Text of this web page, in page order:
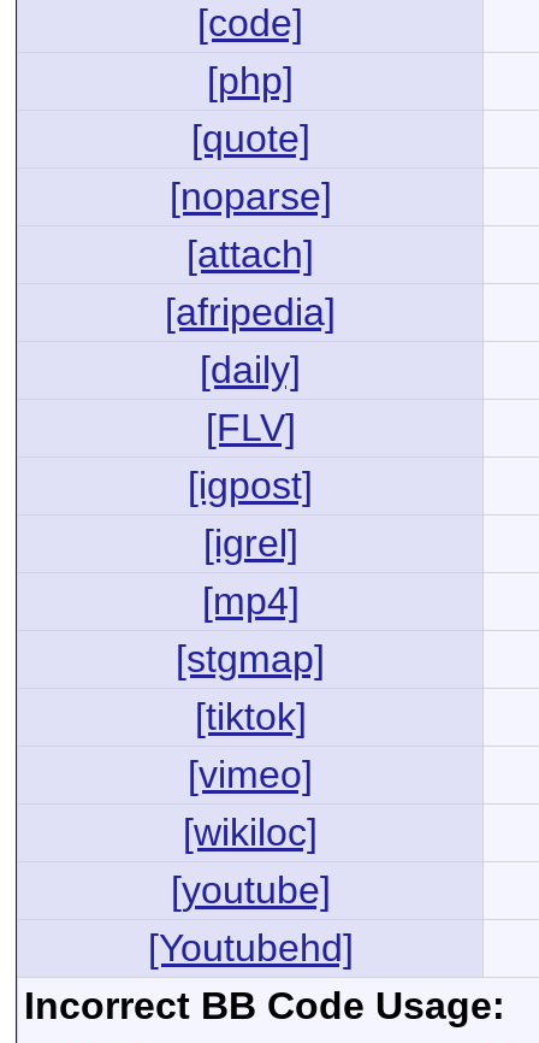
[code]
[php]
[quote]
[noparse]
[attach]
[afripedia]
[daily]
[FLV]
[igpost]
[igrel]
[mp4]
[stgmap]
[tiktok]
[vimeo]
[wikiloc]
[youtube]
[Youtubehd]
Incorrect BB Code Usage: